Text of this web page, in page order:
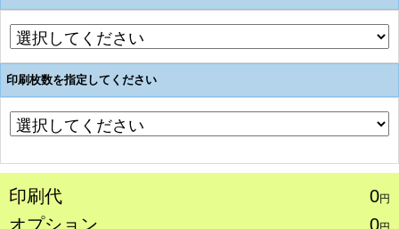
印刷枚数を指定してください
印刷代 0円
オプション 0